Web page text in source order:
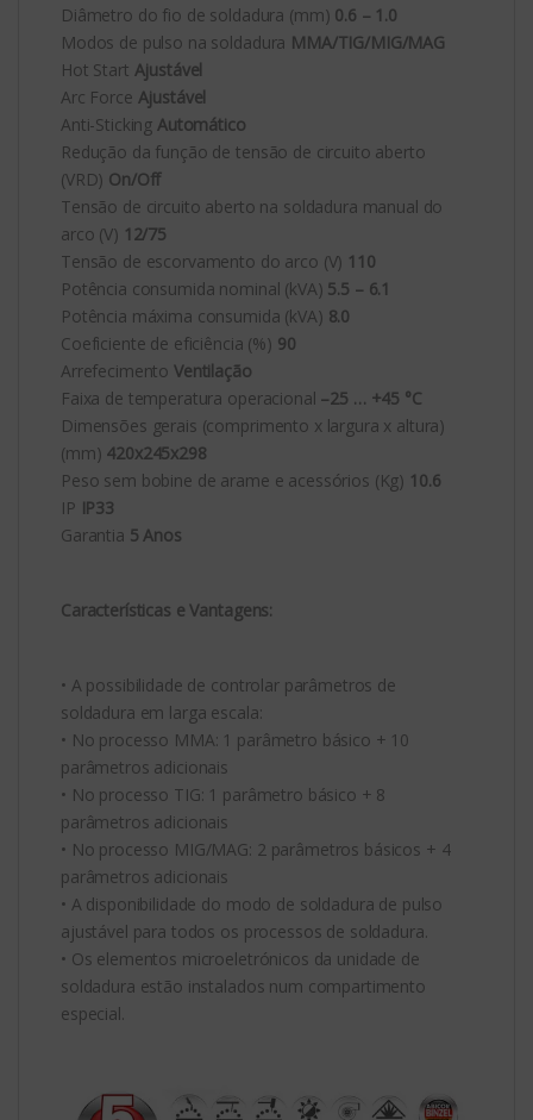
Diâmetro do fio de soldadura (mm) 0.6 – 1.0
Modos de pulso na soldadura MMA/TIG/MIG/MAG
Hot Start Ajustável
Arc Force Ajustável
Anti-StickingAutomático
Redução da função de tensão de circuito aberto
(VRD) On/Off
Tensão de circuito aberto na soldadura manual do
arco (V) 12/75
Tensão de escorvamento do arco (V) 110
Potência consumida nominal (kVA) 5.5 – 6.1
Potência máxima consumida (kVA) 8.0
Coeficiente de eficiência (%) 90
ArrefecimentoVentilação
Faixa de temperatura operacional –25 … +45 °С
Dimensões gerais (comprimento x largura x altura)
(mm) 420x245x298
Peso sem bobine de arame e acessórios (Kg) 10.6
IP IP33
Garantia 5 Anos
Características e Vantagens:
• A possibilidade de controlar parâmetros de
soldadura em larga escala:
• No processo ММА: 1 parâmetro básico + 10
parâmetros adicionais
• No processo TIG: 1 parâmetro básico + 8
parâmetros adicionais
• No processo MIG/MAG: 2 parâmetros básicos + 4
parâmetros adicionais
• A disponibilidade do modo de soldadura de pulso
ajustável para todos os processos de soldadura.
• Os elementos microeletrónicos da unidade de
soldadura estão instalados num compartimento
especial.